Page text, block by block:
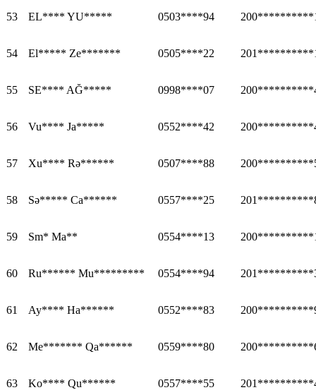
53 EL**** YU***** 0503****94
54 El***** Ze******* 0505****22
55 SE**** AĞ***** 0998****07
56 Vu**** Ja***** 0552****42
57 Xu**** Rə****** 0507****88
58 Sə***** Ca****** 0557****25
59 Sm* Ma** 0554****13
60 Ru****** Mu********* 0554****94
61 Ay**** Ha****** 0552****83
62 Me******* Qa****** 0559****80
63 Ko**** Qu****** 0557****55